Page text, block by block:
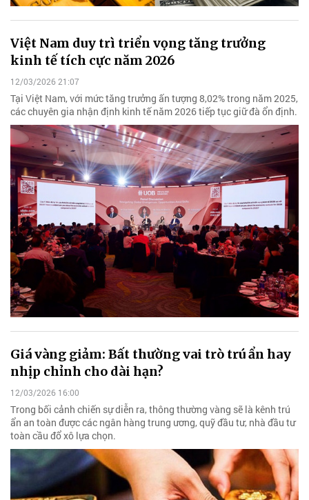
Việt Nam duy trì triển vọng tăng trưởng
kinh tế tích cực năm 2026
12/03/2026 21:07
Tại Việt Nam, với mức tăng trưởng ấn tượng 8,02% trong năm 2025,
các chuyên gia nhận định kinh tế năm 2026 tiếp tục giữ đà ổn định.
Giá vàng giảm: Bất thường vai trò trú ẩn hay
nhịp chỉnh cho dài hạn?
12/03/2026 16:00
Trong bối cảnh chiến sự diễn ra, thông thường vàng sẽ là kênh trú
ẩn an toàn được các ngân hàng trung ương, quỹ đầu tư, nhà đầu tư
toàn cầu đổ xô lựa chọn.